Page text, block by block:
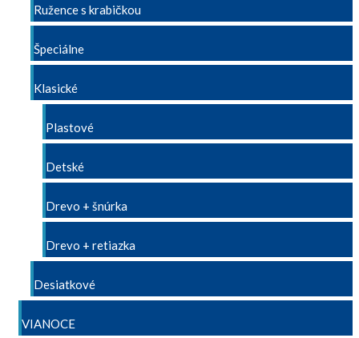
Ružence s krabičkou
Špeciálne
Klasické
Plastové
Detské
Drevo + šnúrka
Drevo + retiazka
Desiatkové
VIANOCE